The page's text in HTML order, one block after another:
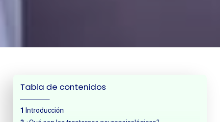
Tabla de contenidos
Introducción